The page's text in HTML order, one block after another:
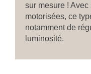
sur mesure !
motorisées, ce
notamment de
luminosité.